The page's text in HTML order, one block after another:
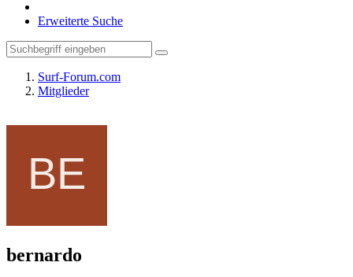
Erweiterte Suche
Surf-Forum.com
Mitglieder
bernardo